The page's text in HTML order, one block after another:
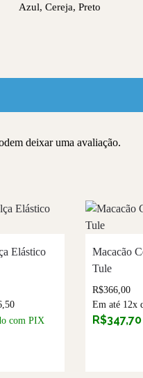
Azul, Cereja, Preto
deixar uma avaliação.
Elástico
com PIX
Macacão
Tule
R$366,00
Em até 12x
R$347,70